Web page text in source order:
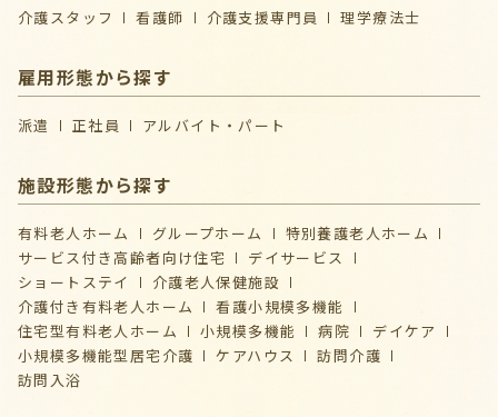
介護スタッフ 看護師 介護支援専門員 理学療法士
雇用形態から探す
派遣 正社員 アルバイト・パート
施設形態から探す
有料老人ホーム グループホーム
特別養護老人ホーム
サービス付き高齢者向け住宅
デイサービス
ショートステイ
介護⽼⼈保健施設
介護付き有料老人ホーム
看護小規模多機能
住宅型有料老人ホーム
小規模多機能 病院
デイケア
⼩規模多機能型居宅介護
ケアハウス
訪問介護
訪問入浴